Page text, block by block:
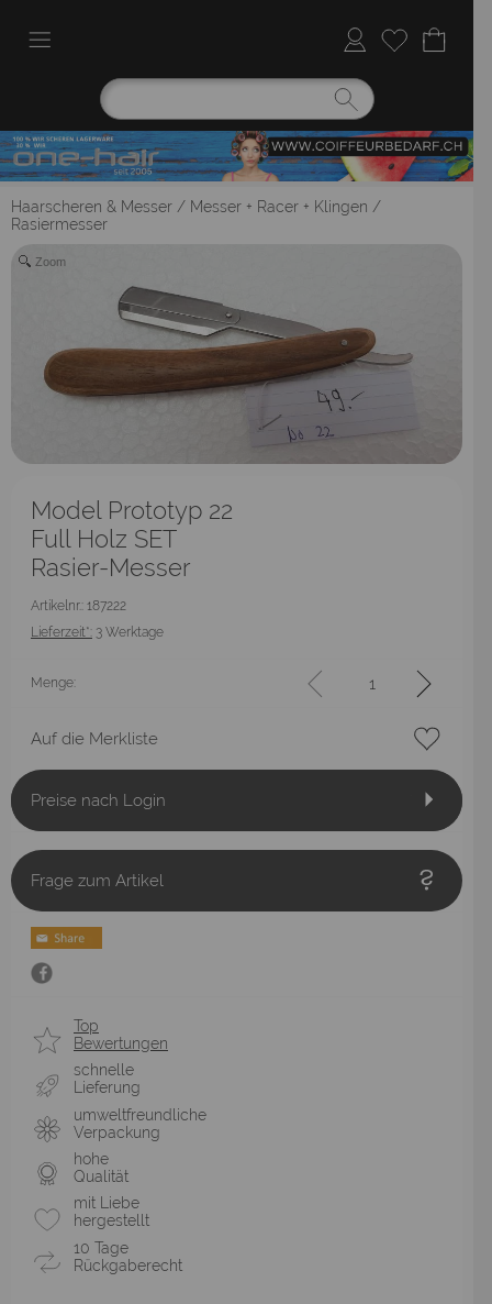
Haarscheren & Messer / Messer + Racer + Klingen /
Rasiermesser
Zoom
Model Prototyp 22
Full Holz SET
Rasier-Messer
Artikelnr.: 187222
Lieferzeit*: 3 Werktage
Menge:
Auf die Merkliste
Preise nach Login
Frage zum Artikel
Top
Bewertungen
schnelle
Lieferung
umweltfreundliche
Verpackung
hohe
Qualität
mit Liebe
hergestellt
10 Tage
Rückgaberecht